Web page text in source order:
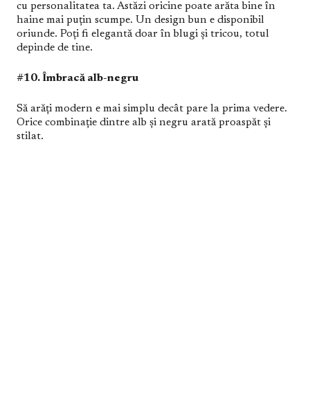
cu personalitatea ta. Astăzi oricine poate arăta bine în
haine mai puțin scumpe. Un design bun e disponibil
oriunde. Poți fi elegantă doar în blugi și tricou, totul
depinde de tine.
#10. Îmbracă alb-negru
Să arăți modern e mai simplu decât pare la prima vedere.
Orice combinație dintre alb și negru arată proaspăt și
stilat.